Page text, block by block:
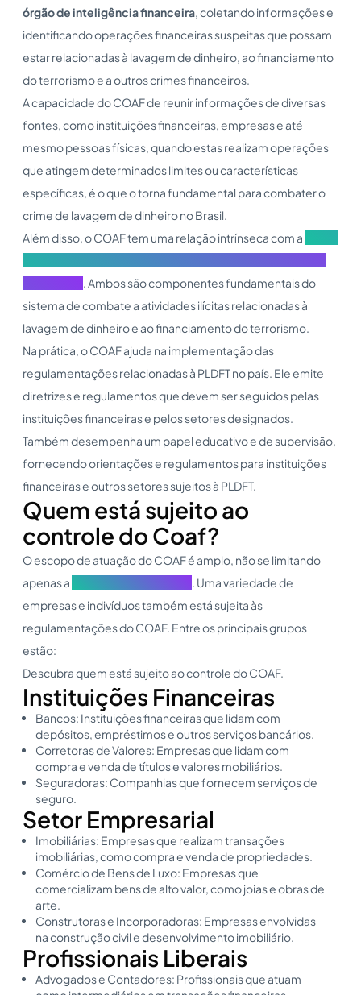
órgão de inteligência financeira, coletando informações e
identificando operações financeiras suspeitas que possam
estar relacionadas à lavagem de dinheiro, ao financiamento
do terrorismo e a outros crimes financeiros.
A capacidade do COAF de reunir informações de diversas
fontes, como instituições financeiras, empresas e até
mesmo pessoas físicas, quando estas realizam operações
que atingem determinados limites ou características
específicas, é o que o torna fundamental para combater o
crime de lavagem de dinheiro no Brasil.
Além disso, o COAF tem uma relação intrínseca com a
. Ambos são componentes fundamentais do
sistema de combate a atividades ilícitas relacionadas à
lavagem de dinheiro e ao financiamento do terrorismo.
Na prática, o COAF ajuda na implementação das
regulamentações relacionadas à PLDFT no país. Ele emite
diretrizes e regulamentos que devem ser seguidos pelas
instituições financeiras e pelos setores designados.
Também desempenha um papel educativo e de supervisão,
fornecendo orientações e regulamentos para instituições
financeiras e outros setores sujeitos à PLDFT.
Quem está sujeito ao
controle do Coaf?
O escopo de atuação do COAF é amplo, não se limitando
apenas a
. Uma variedade de
empresas e indivíduos também está sujeita às
regulamentações do COAF. Entre os principais grupos
estão:
Descubra quem está sujeito ao controle do COAF.
Instituições Financeiras
Bancos: Instituições financeiras que lidam com
depósitos, empréstimos e outros serviços bancários.
Corretoras de Valores: Empresas que lidam com
compra e venda de títulos e valores mobiliários.
Seguradoras: Companhias que fornecem serviços de
seguro.
Setor Empresarial
Imobiliárias: Empresas que realizam transações
imobiliárias, como compra e venda de propriedades.
Comércio de Bens de Luxo: Empresas que
comercializam bens de alto valor, como joias e obras de
arte.
Construtoras e Incorporadoras: Empresas envolvidas
na construção civil e desenvolvimento imobiliário.
Profissionais Liberais
Advogados e Contadores: Profissionais que atuam